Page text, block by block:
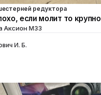
редуктора
если молит то крупно
Аксион M33
И. Б.